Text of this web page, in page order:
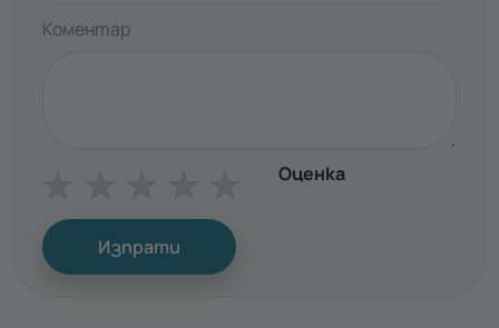
Коментар
Оценка
Изпрати